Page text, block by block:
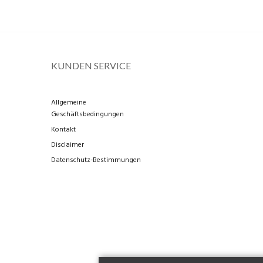
KUNDEN SERVICE
Allgemeine
Geschäftsbedingungen
Kontakt
Disclaimer
Datenschutz-Bestimmungen